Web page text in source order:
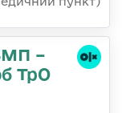
–
ТрО